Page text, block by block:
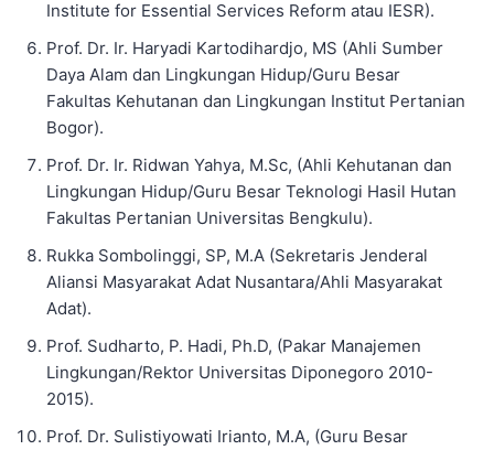
Institute for Essential Services Reform atau IESR).
Prof. Dr. Ir. Haryadi Kartodihardjo, MS (Ahli Sumber
Daya Alam dan Lingkungan Hidup/Guru Besar
Fakultas Kehutanan dan Lingkungan Institut Pertanian
Bogor).
Prof. Dr. Ir. Ridwan Yahya, M.Sc, (Ahli Kehutanan dan
Lingkungan Hidup/Guru Besar Teknologi Hasil Hutan
Fakultas Pertanian Universitas Bengkulu).
Rukka Sombolinggi, SP, M.A (Sekretaris Jenderal
Aliansi Masyarakat Adat Nusantara/Ahli Masyarakat
Adat).
Prof. Sudharto, P. Hadi, Ph.D, (Pakar Manajemen
Lingkungan/Rektor Universitas Diponegoro 2010-
2015).
Prof. Dr. Sulistiyowati Irianto, M.A, (Guru Besar